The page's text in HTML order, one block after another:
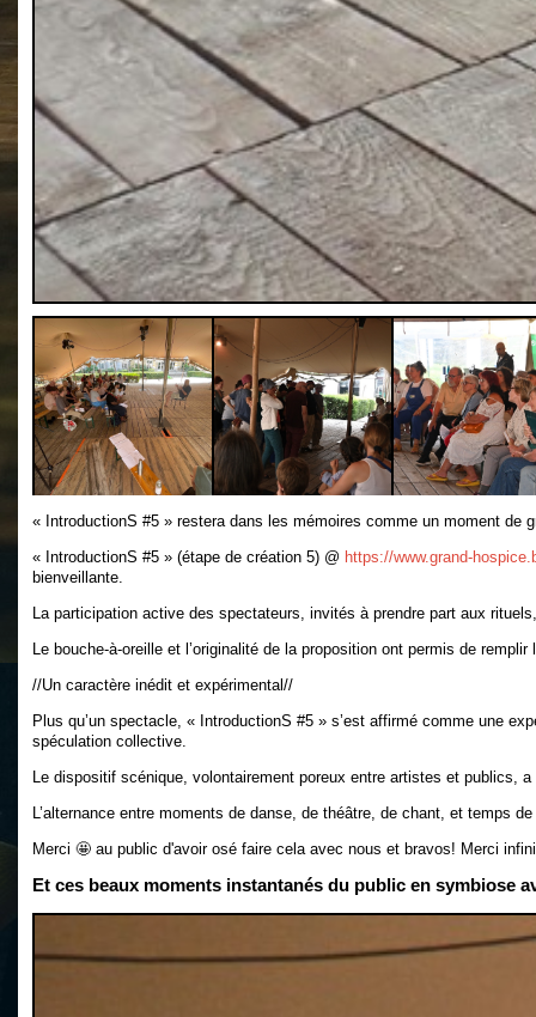
« IntroductionS #5 » restera dans les mémoires comme un moment
« IntroductionS #5 » (étape de création 5) @ https://www.grand-
bienveillante.
La participation active des spectateurs, invités à prendre part aux
Le bouche-à-oreille et l’originalité de la proposition ont permis de
//Un caractère inédit et expérimental//
Plus qu’un spectacle, « IntroductionS #5 » s’est affirmé comme une
spéculation collective.
Le dispositif scénique, volontairement poreux entre artistes et publics,
L’alternance entre moments de danse, de théâtre, de chant, et temps
Merci 🤩 au public d'avoir osé faire cela avec nous et bravos! Merci
Et ces beaux moments instantanés du public en symbiose